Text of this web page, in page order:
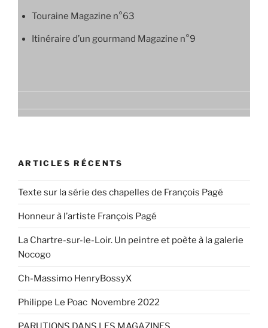
Touraine Magazine n°63
Itinéraire d’un gourmand Magazine n°9
ARTICLES RÉCENTS
Texte sur la série des chapelles de François Pagé
Honneur à l’artiste François Pagé
La Chartre-sur-le-Loir. Un peintre et poète à la galerie
Nocogo
Ch-Massimo HenryBossyX
Philippe Le Poac Novembre 2022